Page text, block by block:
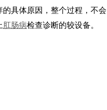
具体原因，整个过程，不会
肛肠病检查诊断的较设备。